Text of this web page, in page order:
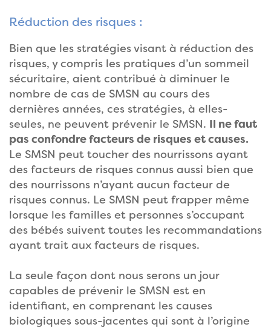
Réduction des risques :
Bien que les stratégies visant à réduction des
risques, y compris les pratiques d’un sommeil
sécuritaire, aient contribué à diminuer le
nombre de cas de SMSN au cours des
dernières années, ces stratégies, à elles-
seules, ne peuvent prévenir le SMSN. Il ne faut
pas confondre facteurs de risques et causes.
Le SMSN peut toucher des nourrissons ayant
des facteurs de risques connus aussi bien que
des nourrissons n’ayant aucun facteur de
risques connus. Le SMSN peut frapper même
lorsque les familles et personnes s’occupant
des bébés suivent toutes les recommandations
ayant trait aux facteurs de risques.
La seule façon dont nous serons un jour
capables de prévenir le SMSN est en
identifiant, en comprenant les causes
biologiques sous-jacentes qui sont à l’origine